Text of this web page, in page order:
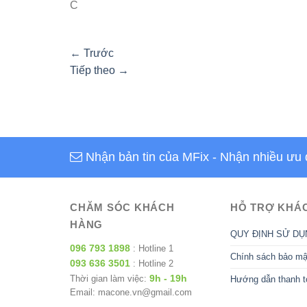
C
← Trước
Tiếp theo →
Nhận bản tin của MFix - Nhận nhiều ưu
CHĂM SÓC KHÁCH
HÀNG
096 793 1898 : Hotline 1
093 636 3501 : Hotline 2
Thời gian làm việc: 9h - 19h
Email: macone.vn@gmail.com
HỖ TRỢ
QUY ĐỊNH SỬ
Chính sách bảo
Hướng dẫn thanh